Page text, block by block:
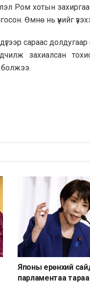
Ром хотын
Өмнө нь үүнийг
сараас долдугаар
захиалсан
болжээ.
Японы ерөнхий
парламентаа